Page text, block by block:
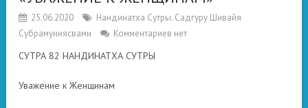
25.06.2020
Нандинатха Сутры. Садгуру Шивайя
Субрамуниясвами
Комментариев нет
СУТРА 82 НАНДИНАТХА СУТРЫ
Уважение к Женщинам